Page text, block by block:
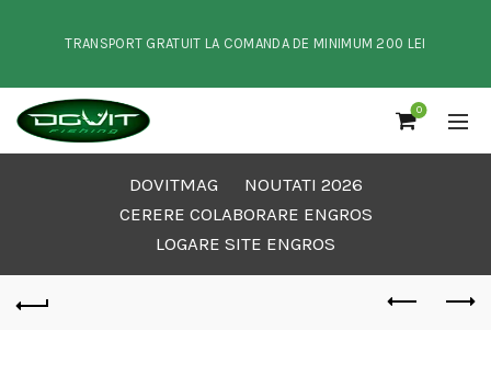
TRANSPORT GRATUIT LA COMANDA DE MINIMUM 200 LEI
0
DOVITMAG
NOUTATI 2026
CERERE COLABORARE ENGROS
LOGARE SITE ENGROS